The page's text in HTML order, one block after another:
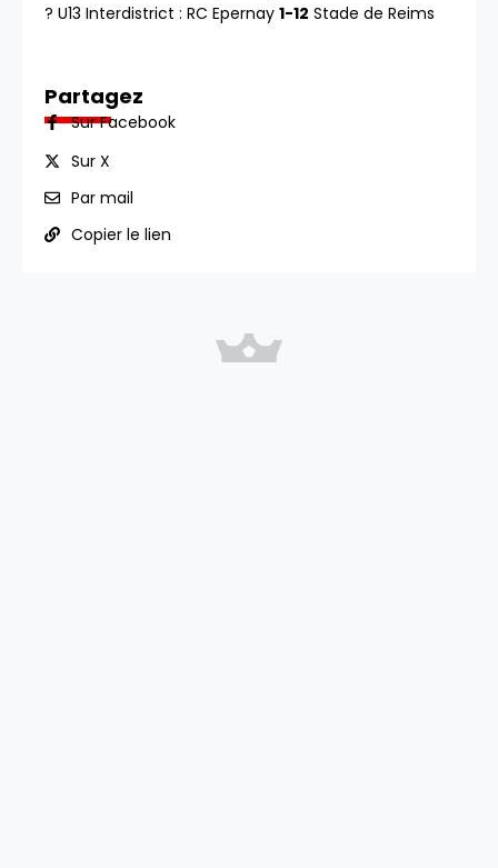
? U13 Interdistrict : RC Epernay 1-12 Stade de Reims
Partagez
Sur Facebook
Sur X
Par mail
Copier le lien